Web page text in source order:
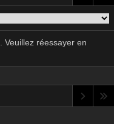
Veuillez réessayer en